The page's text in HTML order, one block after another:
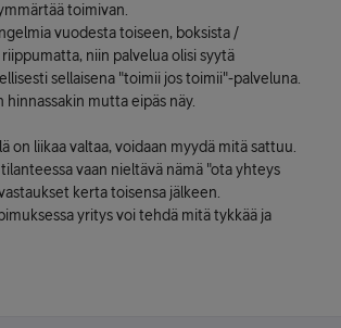
toimivan.
vuodesta toiseen, boksista /
niin palvelua olisi syytä
sellaisena "toimii jos toimii"-palveluna.
hinnassakin mutta eipäs näy.
on liikaa valtaa, voidaan myydä mitä sattuu.
vaan nieltävä nämä "ota yhteys
kerta toisensa jälkeen.
yritys voi tehdä mitä tykkää ja